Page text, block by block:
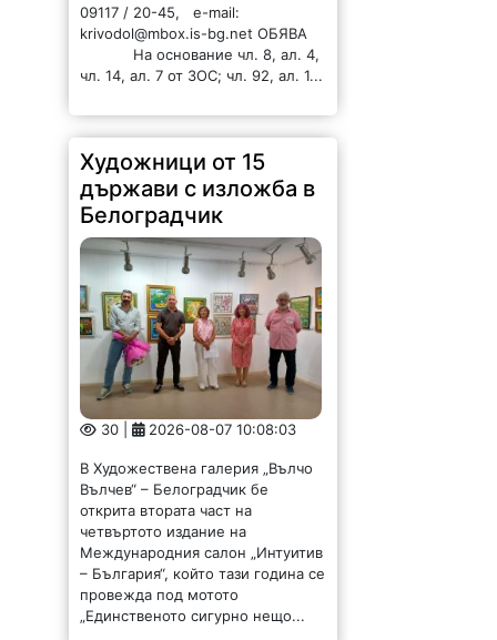
чл. 14, ал. 7 от ЗОС; чл. 92, ал. 1...
държави с изложба в
Белоградчик
30 | 2026-08-07 10:08:03
В Художествена галерия „Вълчо
Вълчев“ – Белоградчик бе
четвъртото издание на
Международния салон „Интуитив
– България“, който тази година се
провежда под мотото
„Единственото сигурно нещо...